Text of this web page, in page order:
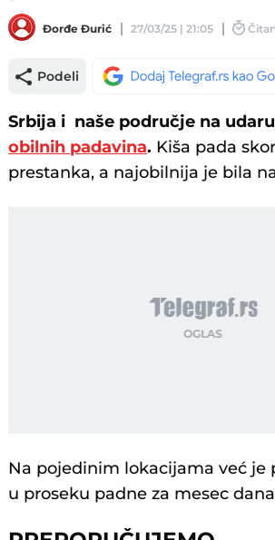
Đorđe Đurić 27/03/25 | 21:05
Podeli
Srbija i naše područje na
obilnih padavina. Kiša pada
prestanka, a najobilnija je bila
Na pojedinim lokacijama već je
u proseku padne za mesec